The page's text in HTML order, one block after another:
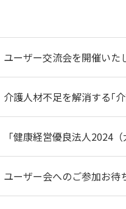
ユーザー交流会を開催いた
介護人材不足を解消する｢
「健康経営優良法人2024
ユーザー会へのご参加お待